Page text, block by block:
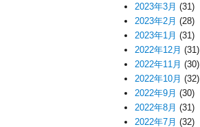
2023年3月 (31)
2023年2月 (28)
2023年1月 (31)
2022年12月 (31)
2022年11月 (30)
2022年10月 (32)
2022年9月 (30)
2022年8月 (31)
2022年7月 (32)